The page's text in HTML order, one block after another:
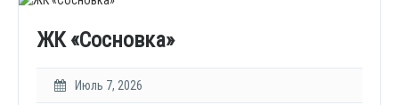
ЖК «Сосновка»
Июль 7, 2026